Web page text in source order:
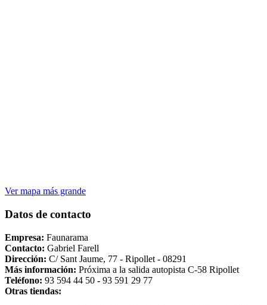
Ver mapa más grande
Datos de contacto
Empresa: Faunarama
Contacto: Gabriel Farell
Dirección: C/ Sant Jaume, 77 - Ripollet - 08291
Más información: Próxima a la salida autopista C-58 Ripollet
Teléfono: 93 594 44 50 - 93 591 29 77
Otras tiendas: